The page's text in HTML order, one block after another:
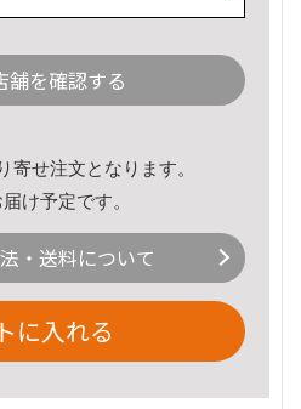
舗を確認する
寄せ注文となります。
け予定です。
・送料について
に入れる